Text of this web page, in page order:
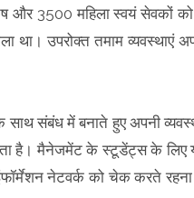
और 3500 महिला स्वयं सेवकों
था। उपरोक्त तमाम
संबंध में बनाते हुए अपनी
है। मैनेजमेंट के स्टूडेंट्स के लिए
नेटवर्क को चेक करते रहना